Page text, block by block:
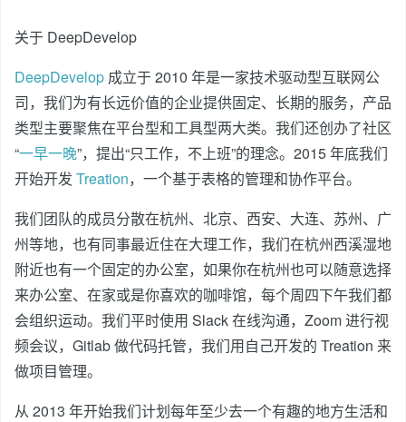
关于 DeepDevelop
DeepDevelop 成立于 2010 年是一家技术驱动型互联网公
司，我们为有长远价值的企业提供固定、长期的服务，产品
类型主要聚焦在平台型和工具型两大类。我们还创办了社区
“一早一晚”，提出“只工作，不上班”的理念。2015 年底我们
开始开发 Treation，一个基于表格的管理和协作平台。
我们团队的成员分散在杭州、北京、西安、大连、苏州、广
州等地，也有同事最近住在大理工作，我们在杭州西溪湿地
附近也有一个固定的办公室，如果你在杭州也可以随意选择
来办公室、在家或是你喜欢的咖啡馆，每个周四下午我们都
会组织运动。我们平时使用 Slack 在线沟通，Zoom 进行视
频会议，Gitlab 做代码托管，我们用自己开发的 Treation 来
做项目管理。
从 2013 年开始我们计划每年至少去一个有趣的地方生活和